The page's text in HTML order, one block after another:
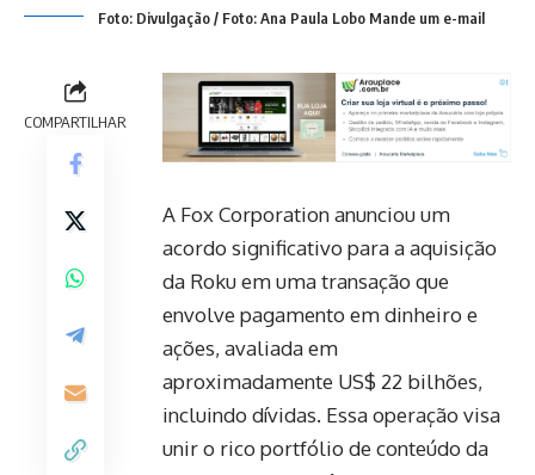
Foto: Divulgação / Foto: Ana Paula Lobo Mande um e-mail
COMPARTILHAR
A Fox Corporation anunciou um
acordo significativo para a aquisição
da Roku em uma transação que
envolve pagamento em dinheiro e
ações, avaliada em
aproximadamente US$ 22 bilhões,
incluindo dívidas. Essa operação visa
unir o rico portfólio de conteúdo da